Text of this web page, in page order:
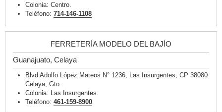
Colonia: Centro.
Teléfono: 714-146-1108
FERRETERÍA MODELO DEL BAJÍO
Guanajuato, Celaya
Blvd Adolfo López Mateos N° 1236, Las Insurgentes, CP 38080
Celaya, Gto.
Colonia: Las Insurgentes.
Teléfono: 461-159-8900